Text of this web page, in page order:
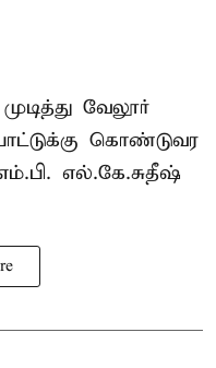
வேலூர்
கொண்டுவர
எல்.கே.சுதீஷ்